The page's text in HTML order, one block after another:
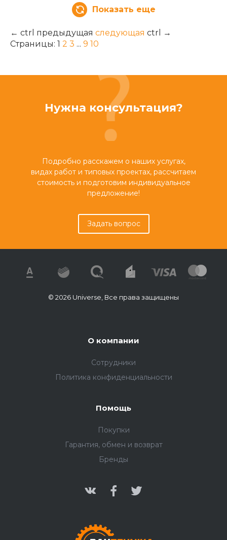
Показать еще
← ctrl предыдущая следующая ctrl
→
Страницы: 1 2 3 ... 9 10
Нужна консультация?
Подробно расскажем о наших услугах,
видах работ и типовых проектах, рассчитаем
стоимость и подготовим индивидуальное
предложение!
Задать вопрос
© 2026 Universe, Все права защищены
О компании
Сотрудники
Политика конфиденциальности
Помощь
Покупки
Гарантия, обмен и возврат
Бренды